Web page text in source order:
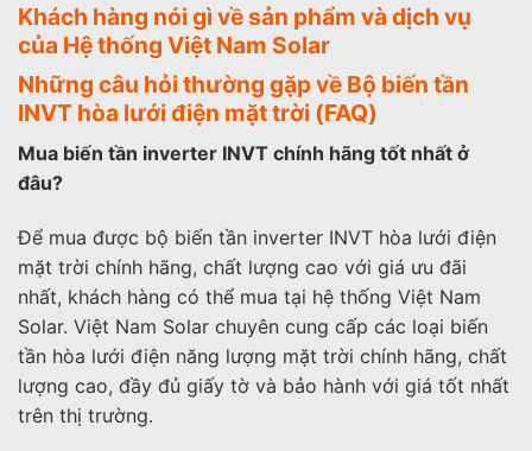
Khách hàng nói gì về sản phẩm và dịch vụ
của Hệ thống Việt Nam Solar
Những câu hỏi thường gặp về Bộ biến tần
INVT hòa lưới điện mặt trời (FAQ)
Mua biến tần inverter INVT chính hãng tốt nhất ở
đâu?
Để mua được bộ biến tần inverter INVT hòa lưới điện
mặt trời chính hãng, chất lượng cao với giá ưu đãi
nhất, khách hàng có thể mua tại hệ thống Việt Nam
Solar. Việt Nam Solar chuyên cung cấp các loại biến
tần hòa lưới điện năng lượng mặt trời chính hãng, chất
lượng cao, đầy đủ giấy tờ và bảo hành với giá tốt nhất
trên thị trường.